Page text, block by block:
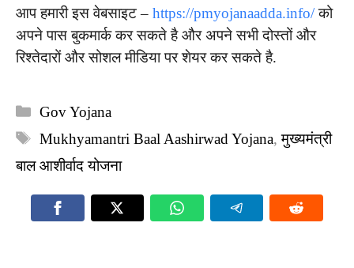
आप हमारी इस वेबसाइट – https://pmyojanaadda.info/को
अपने पास बुकमार्क कर सकते है और अपने सभी दोस्तों और
रिश्तेदारों और सोशल मीडिया पर शेयर कर सकते है.
Categories
Gov Yojana
Tags
Mukhyamantri Baal Aashirwad Yojana,मुख्यमंत्री
बाल आशीर्वाद योजना